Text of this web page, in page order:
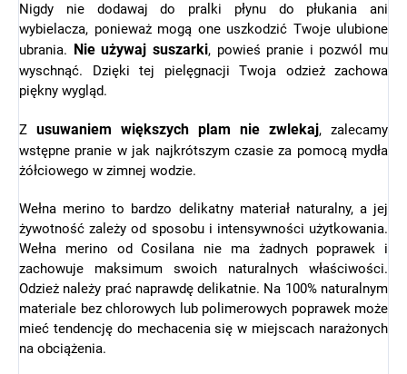
Nigdy nie dodawaj do pralki płynu do płukania ani
wybielacza, ponieważ mogą one uszkodzić Twoje ulubione
ubrania.
Nie używaj suszarki, powieś pranie i pozwól mu
wyschnąć. Dzięki tej pielęgnacji Twoja odzież zachowa
piękny wygląd.
Z usuwaniem większych plam nie zwlekaj, zalecamy
wstępne pranie w jak najkrótszym czasie za pomocą mydła
żółciowego w zimnej wodzie.
Wełna merino to bardzo delikatny materiał naturalny, a jej
żywotność zależy od sposobu i intensywności użytkowania.
Wełna merino od Cosilana nie ma żadnych poprawek i
zachowuje maksimum swoich naturalnych właściwości.
Odzież należy prać naprawdę delikatnie. Na 100% naturalnym
materiale bez chlorowych lub polimerowych poprawek może
mieć tendencję do mechacenia się w miejscach narażonych
na obciążenia.